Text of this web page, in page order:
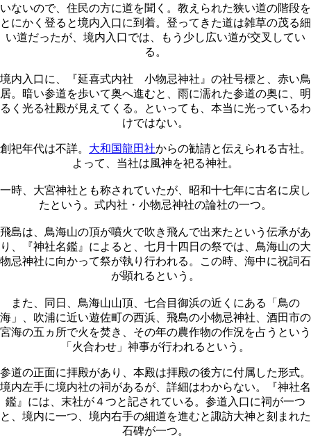
いないので、住民の方に道を聞く。教えられた狭い道の階段を
とにかく登ると境内入口に到着。登ってきた道は雑草の茂る細
い道だったが、境内入口では、もう少し広い道が交叉してい
る。
境内入口に、『延喜式内社 小物忌神社』の社号標と、赤い鳥
居。暗い参道を歩いて奥へ進むと、雨に濡れた参道の奥に、明
るく光る社殿が見えてくる。といっても、本当に光っているわ
けではない。
創祀年代は不詳。 大和国龍田社からの勧請と伝えられる古社。
よって、当社は風神を祀る神社。
一時、大宮神社とも称されていたが、昭和十七年に古名に戻し
たという。式内社・小物忌神社の論社の一つ。
飛島は、鳥海山の頂が噴火で吹き飛んで出来たという伝承があ
り、『神社名鑑』によると、七月十四日の祭では、鳥海山の大
物忌神社に向かって祭が執り行われる。この時、海中に祝詞石
が顕れるという。
また、同日、鳥海山山頂、七合目御浜の近くにある「鳥の
海」、吹浦に近い遊佐町の西浜、飛島の小物忌神社、酒田市の
宮海の五ヵ所で火を焚き、その年の農作物の作況を占うという
「火合わせ」神事が行われるという。
参道の正面に拝殿があり、本殿は拝殿の後方に付属した形式。
境内左手に境内社の祠があるが、詳細はわからない。『神社名
鑑』には、末社が４つと記されている。参道入口に祠が一つ
と、境内に一つ、境内右手の細道を進むと諏訪大神と刻まれた
石碑が一つ。